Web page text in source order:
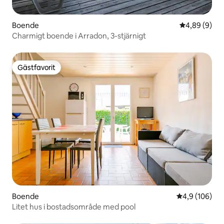
Boende 4,89 av 5 i
4,89 (9)
Charmigt boende i Arradon, 3-stjärnigt
Gästfavorit
Gästfavorit
Boende 4,9 av 5 i
4,9 (106)
Litet hus i bostadsområde med pool